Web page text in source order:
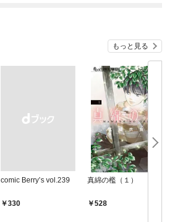
もっと見る
comic Berry’s vol.239
￥330
真綿の檻（１）
528